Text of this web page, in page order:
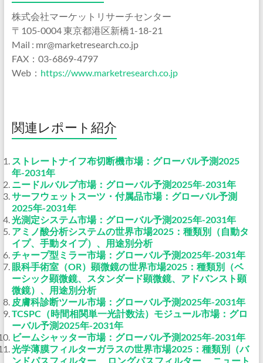
株式会社マーケットリサーチセンター
〒105-0004 東京都港区新橋1-18-21
Mail : mr@marketresearch.co.jp
FAX：03-6869-4797
Web： https://www.marketresearch.co.jp
関連レポート紹介
ストレートナイフ布切断機市場：グローバル予測2025
年-2031年
ニードルバルブ市場：グローバル予測2025年-2031年
サーフウェットスーツ・付属品市場：グローバル予測
2025年-2031年
光測定システム市場：グローバル予測2025年-2031年
アミノ酸分析システムの世界市場2025：種類別（自動タ
イプ、手動タイプ）、用途別分析
チャープ型ミラー市場：グローバル予測2025年-2031年
眼科手術室（OR）顕微鏡の世界市場2025：種類別（ベ
ーシック顕微鏡、スタンダード顕微鏡、アドバンスト顕
微鏡）、用途別分析
皮膚科診断ツール市場：グローバル予測2025年-2031年
TCSPC（時間相関単一光計数法）モジュール市場：グロ
ーバル予測2025年-2031年
ビームシャッター市場：グローバル予測2025年-2031年
光学薄膜フィルターガラスの世界市場2025：種類別（バ
ンドパスフィルター、 ロングパスフィルター、 ニュート